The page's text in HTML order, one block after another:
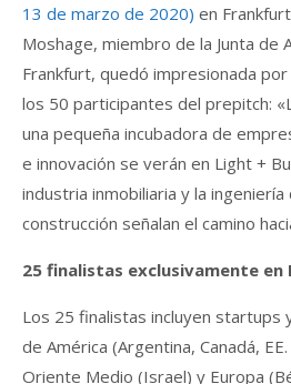
13 de marzo de 2020) en
Moshage, miembro de la Junta de
Frankfurt, quedó impresionada
los 50 participantes del prepitch:
una pequeña incubadora de
e innovación se verán en Light +
industria inmobiliaria y la
construcción señalan el camino
25 finalistas exclusivamente en
Los 25 finalistas incluyen startups
de América (Argentina, Canadá,
Oriente Medio (Israel) y Europa